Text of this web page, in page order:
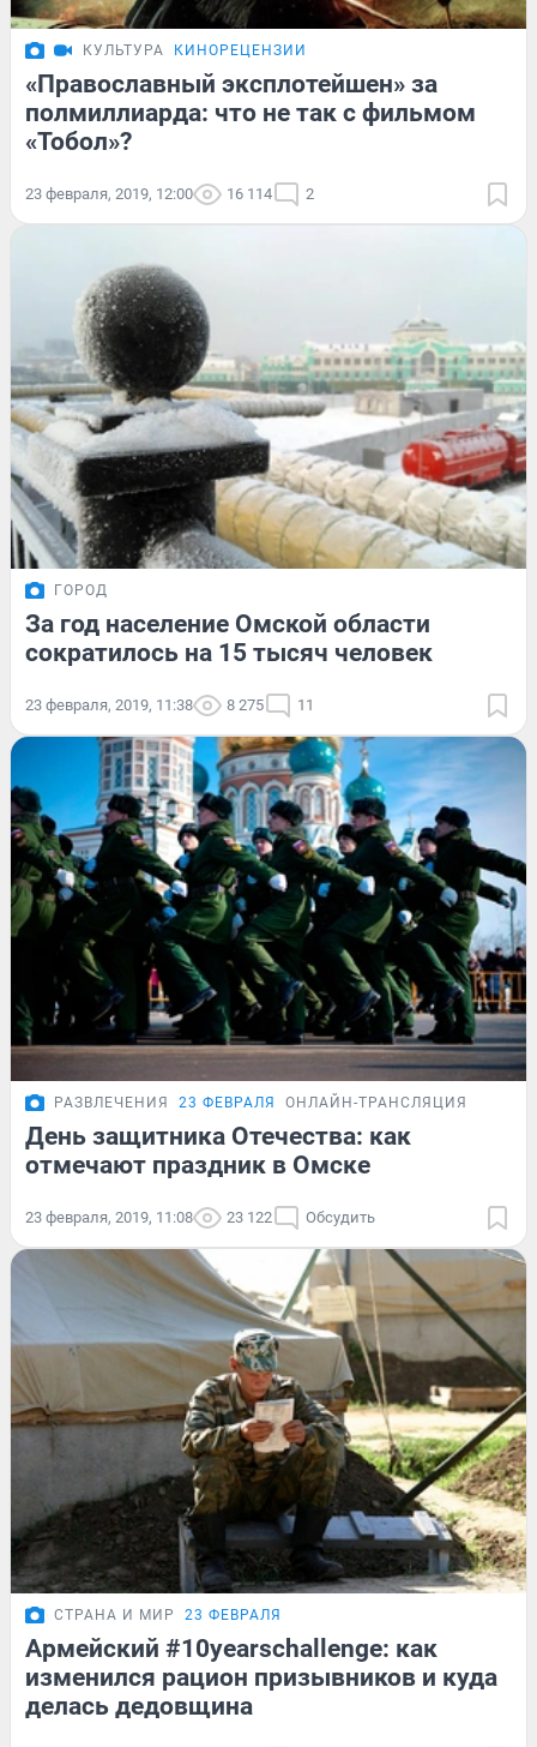
КУЛЬТУРА КИНОРЕЦЕНЗИИ
«Православный эксплотейшен» за
полмиллиарда: что не так с фильмом
«Тобол»?
23 февраля, 2019, 12:00 16 114 2
ГОРОД
За год население Омской области
сократилось на 15 тысяч человек
23 февраля, 2019, 11:38 8 275 11
РАЗВЛЕЧЕНИЯ 23 ФЕВРАЛЯ ОНЛАЙН-ТРАНСЛЯЦИЯ
День защитника Отечества: как
отмечают праздник в Омске
23 февраля, 2019, 11:08 23 122 Обсудить
СТРАНА И МИР 23 ФЕВРАЛЯ
Армейский #10yearschallenge: как
изменился рацион призывников и куда
делась дедовщина